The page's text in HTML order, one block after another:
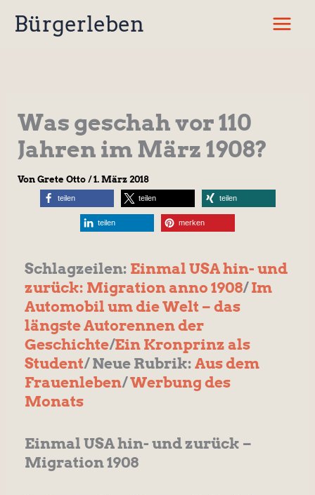
InhaltBürgerleben
Was geschah vor 110
Jahren im März 1908?
Von Grete Otto /1. März 2018
teilen teilen teilen
teilen merken
Schlagzeilen: Einmal USA hin- und
zurück: Migration anno 1908/Im
Automobil um die Welt – das
längste Autorennen der
Geschichte/Ein Kronprinz als
Student/ Neue Rubrik: Aus dem
Frauenleben/Werbung des
Monats
Einmal USA hin- und zurück –
Migration 1908